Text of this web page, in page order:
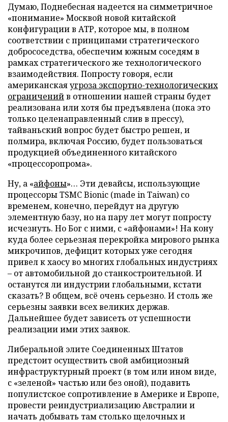
Думаю, Поднебесная надеется на симметричное
«понимание» Москвой новой китайской
конфигурации в АТР, которое мы, в полном
соответствии с принципами стратегического
добрососедства, обеспечим южным соседям в
рамках стратегического же технологического
взаимодействия. Попросту говоря, если
американскаяугроза экспортно-технологических
ограниченийв отношении нашей страны будет
реализована или хотя бы предъявлена (пока это
только целенаправленный слив в прессу),
тайваньский вопрос будет быстро решен, и
полмира, включая Россию, будет пользоваться
продукцией объединенного китайского
«процессоропрома».
Ну, а «айфоны»… Эти девайсы, использующие
процессоры TSMC Bionic (made in Taiwan) со
временем, конечно, перейдут на другую
элементную базу, но на пару лет могут попросту
исчезнуть. Но Бог с ними, с «айфонами»! На кону
куда более серьезная перекройка мирового рынка
микрочипов, дефицит которых уже сегодня
привел к хаосу во многих глобальных индустриях
– от автомобильной до станкостроительной. И
останутся ли индустрии глобальными, кстати
сказать? В общем, всё очень серьезно. И столь же
серьезны заявки всех великих держав.
Дальнейшее будет зависеть от успешности
реализации ими этих заявок.
Либеральной элите Соединенных Штатов
предстоит осуществить свой амбициозный
инфраструктурный проект (в том или ином виде,
с «зеленой» частью или без оной), подавить
популистское сопротивление в Америке и Европе,
провести реиндустриализацию Австралии и
начать добывать там столько щелочных и